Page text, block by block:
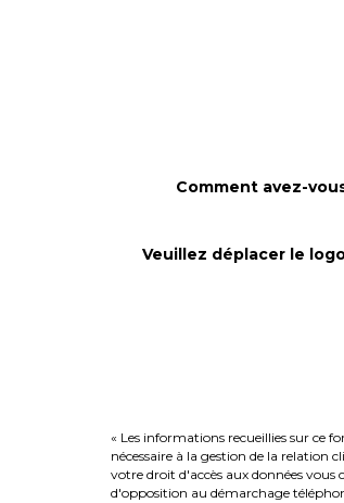
Comment avez-
Veuillez déplacer le
« Les informations recueillies sur ce
nécessaire à la gestion de la relation
votre droit d'accès aux données
d'opposition au démarchage